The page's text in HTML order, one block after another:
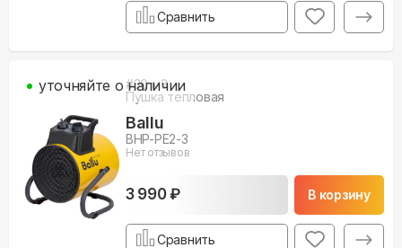
Сравнить
#30м3
Пушка тепловая
Ballu
BHP-PE2-3
Нет отзывов
3 990 ₽ В корзину
уточняйте о наличии
Сравнить